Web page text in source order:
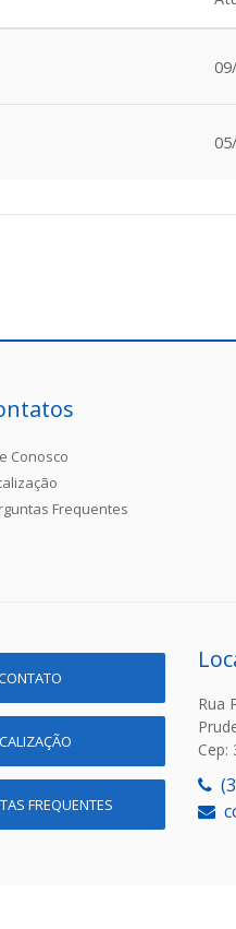
Conosco
Frequentes
FREQUENTES
Rua
Cep: